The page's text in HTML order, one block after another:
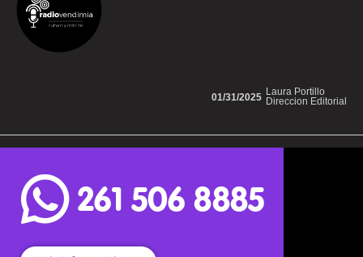
Laura Portillo
Direccion Editorial
01/31/2025